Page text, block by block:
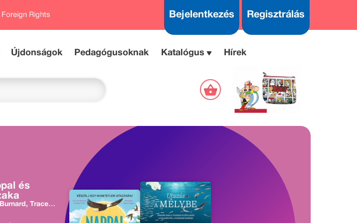
Foreign Rights Bejelentkezés Regisztrálás
Újdonságok Pedagógusoknak Katalógus Hírek
és
Tracey